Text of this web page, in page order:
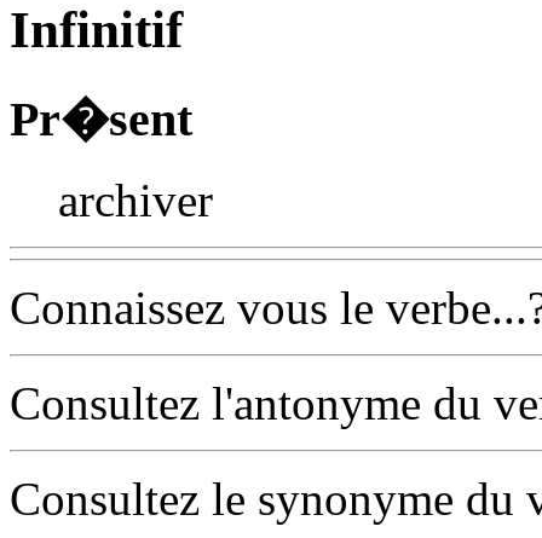
Infinitif
Pr�sent
archiver
Connaissez vous le
Consultez l'antonyme du
Consultez le synonyme du